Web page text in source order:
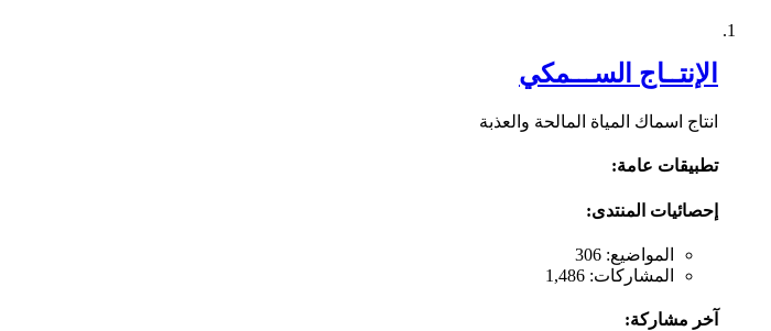
الإنتــاج الســـمكي
انتاج اسماك المياة المالحة والعذبة
تطبيقات عامة:
إحصائيات المنتدى:
المواضيع: 306
المشاركات: 1,486
آخر مشاركة: